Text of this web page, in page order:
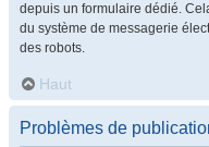
depuis un formulaire dédié.
du système de messagerie
des robots.
Haut
Problèmes de